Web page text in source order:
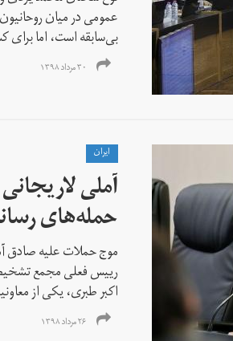
عمومی در میان
بی‌سابقه است، اما
۳۰ مرداد ۱۳۹۸
ايران
آملی
حمله‌های
موج حملات علیه صادق
رییس فعلی مجمع
اکبر طبری، یکی از
۲۶ مرداد ۱۳۹۸